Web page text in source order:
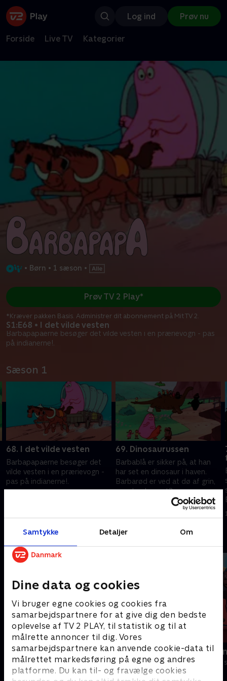
Samtykke Detaljer Om
Dine data og cookies
Vi bruger egne cookies og cookies fra
samarbejdspartnere for at give dig den bedste
oplevelse af TV 2 PLAY, til statistik og til at
målrette annoncer til dig. Vores
samarbejdspartnere kan anvende cookie-data til
målrettet markedsføring på egne og andres
platforme. Du kan til- og fravælge cookies
Log ind Prøv nu
Forside Live TV Kategorier
• Børn • 1 sæson •
S1:E68 • I det vilde vesten
Barbapapaerne besøger det vilde vesten i en prærievogn - pas
på indianerne!.
Prøv TV 2 Play*
*Kræver pakken Basis. Administrer dit abonnement på Mit TV 2.
Sæson 1
68. I det vilde vesten
Barbapapaerne besøger det
vilde vesten i en prærievogn -
pas på indianerne!.
69. Dinosaurussen
Barbablå er sikker på, at han
har set en dinosaur i haven.
Barbarød er ved at dø af grin,
men har han ret?.
1. december 2020 • 5 min
Andre så også
Gurli Gris
Børneserier • 4 sæsoner
Rasmus
Børneserier • 3